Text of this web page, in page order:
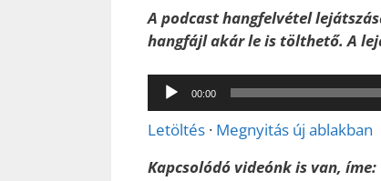
A podcast hangfelvétel
hangfájl akár le is tölthető. A
Audió
lejátszó
00:00
Letöltés · Megnyitás új ablakban
Kapcsolódó videónk is van, íme: